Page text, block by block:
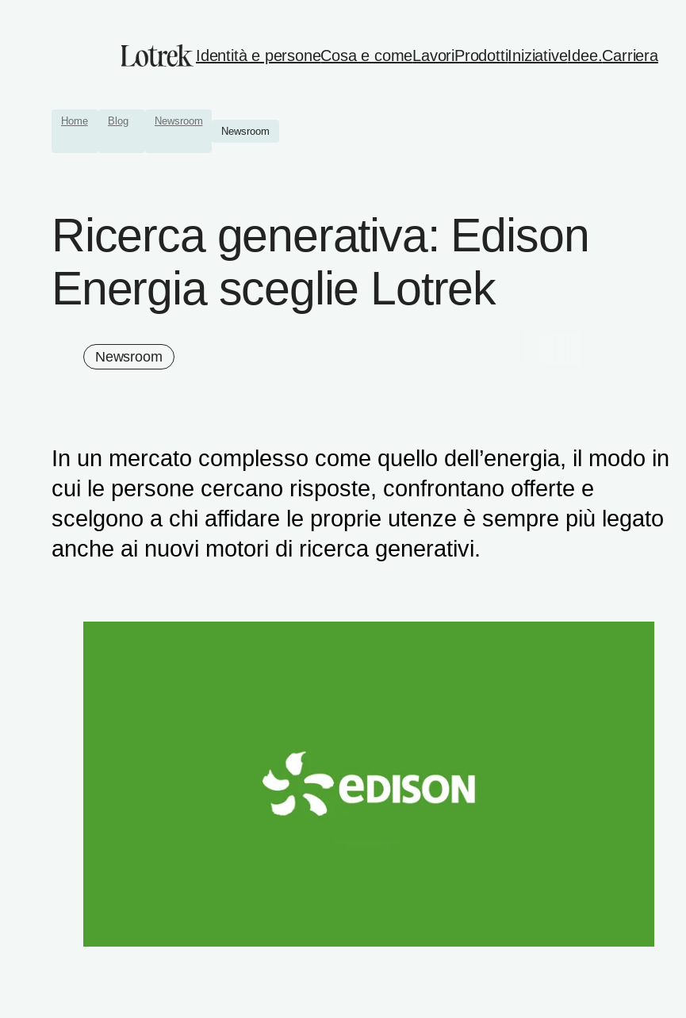
Identità e personeCosa e comeLavoriProdottiIniziativeIdee.Carriera
Home Blog
Newsroom
Newsroom
Ricerca generativa: Edison
Energia sceglie Lotrek
Newsroom
In un mercato complesso come quello dell’energia, il modo in
cui le persone cercano risposte, confrontano offerte e
scelgono a chi affidare le proprie utenze è sempre più legato
anche ai nuovi motori di ricerca generativi.